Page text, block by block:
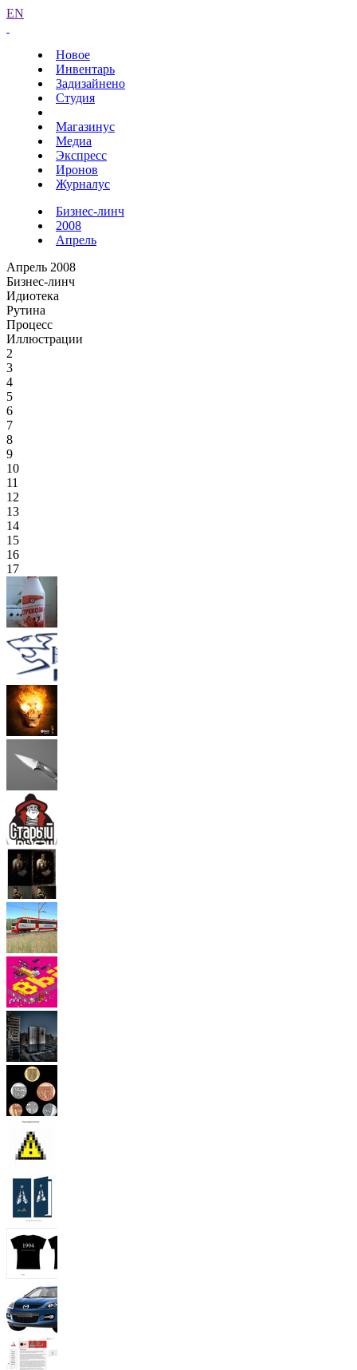
EN
Новое
Инвентарь
Задизайнено
Студия
Магазинус
Медиа
Экспресс
Иронов
Журналус
Бизнес-линч
2008
Апрель
Апрель 2008
Бизнес-линч
Идиотека
Рутина
Процесс
Иллюстрации
2
3
4
5
6
7
8
9
10
11
12
13
14
15
16
17